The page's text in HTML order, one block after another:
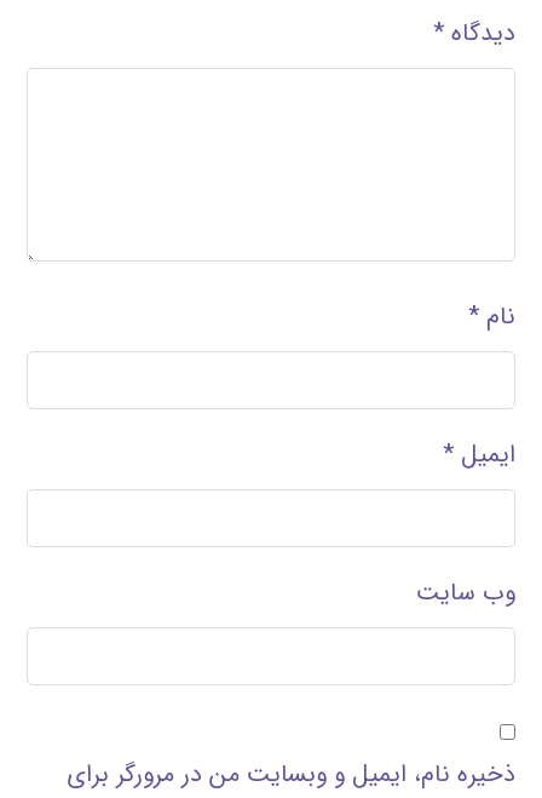
دیدگاه*
نام*
ایمیل*
وب‌ سایت
ذخیره نام، ایمیل و وبسایت من در مرورگر برای